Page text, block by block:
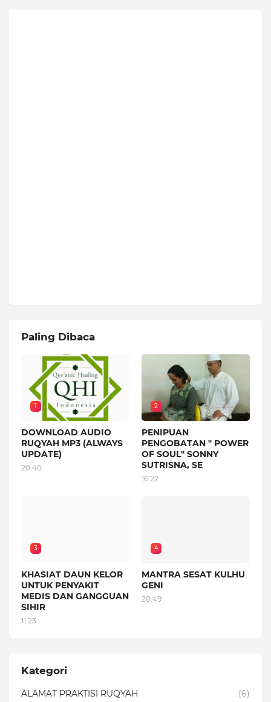
Paling Dibaca
1
DOWNLOAD AUDIO
RUQYAH MP3 (ALWAYS
UPDATE)
20.40
2
PENIPUAN
PENGOBATAN " POWER
OF SOUL" SONNY
SUTRISNA, SE
16.22
3
KHASIAT DAUN KELOR
UNTUK PENYAKIT
MEDIS DAN GANGGUAN
SIHIR
11.23
4
MANTRA SESAT KULHU
GENI
20.49
Kategori
ALAMAT PRAKTISI RUQYAH (6)